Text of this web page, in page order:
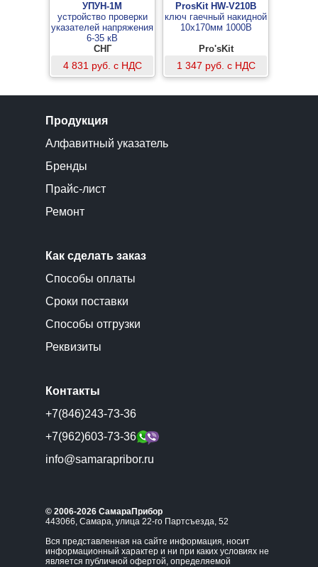
УПУН-1М
устройство проверки
указателей напряжения
6-35 кВ
СНГ
4 831 руб. с НДС
ProsKit HW-V210B
ключ гаечный накидной
10х170мм 1000В
Pro'sKit
1 347 руб. с НДС
Продукция
Алфавитный указатель
Бренды
Прайс-лист
Ремонт
Как сделать заказ
Способы оплаты
Сроки поставки
Способы отгрузки
Реквизиты
Контакты
+7(846)243-73-36
+7(962)603-73-36
info@samarapribor.ru
© 2006-2026 СамараПрибор
443066, Самара, улица 22-го Партсъезда, 52
Вся представленная на сайте информация, носит
информационный характер и ни при каких условиях не
является публичной офертой, определяемой